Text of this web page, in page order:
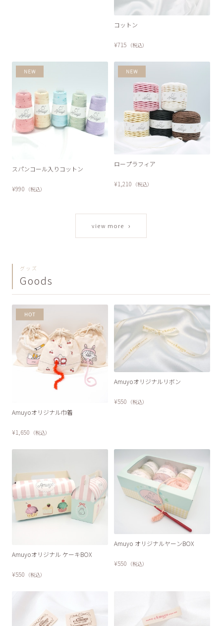
コットン
¥715 （税込）
スパンコール入りコットン
¥990 （税込）
ロープラフィア
¥1,210 （税込）
view more ›
グッズ
Goods
Amuyoオリジナル巾着
¥1,650 （税込）
Amuyoオリジナルリボン
¥550 （税込）
Amuyoオリジナル ケーキBOX
¥550 （税込）
Amuyo オリジナルヤーンBOX
¥550 （税込）